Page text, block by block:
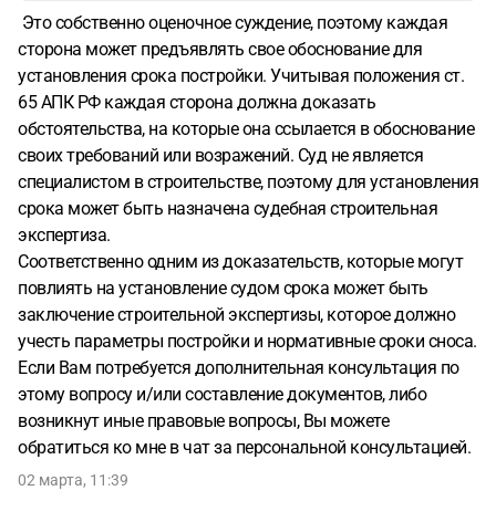
Это собственно оценочное суждение, поэтому каждая
сторона может предъявлять свое обоснование для
установления срока постройки. Учитывая положения ст.
65 АПК РФ каждая сторона должна доказать
обстоятельства, на которые она ссылается в обоснование
своих требований или возражений. Суд не является
специалистом в строительстве, поэтому для установления
срока может быть назначена судебная строительная
экспертиза.
Соответственно одним из доказательств, которые могут
повлиять на установление судом срока может быть
заключение строительной экспертизы, которое должно
учесть параметры постройки и нормативные сроки сноса.
Если Вам потребуется дополнительная консультация по
этому вопросу и/или составление документов, либо
возникнут иные правовые вопросы, Вы можете
обратиться ко мне в чат за персональной консультацией.
02 марта, 11:39